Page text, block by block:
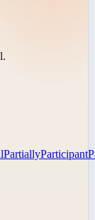
PartiallyParticipant